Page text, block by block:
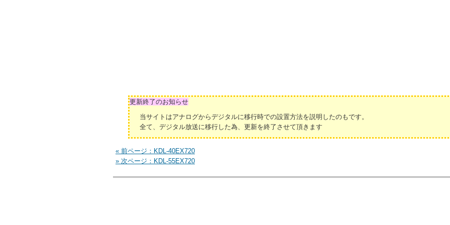
更新終了のお知らせ
当サイトはアナログからデジタルに移行時での設置方法を説明したのもです。
全て、デジタル放送に移行した為、更新を終了させて頂きます
« 前ページ：KDL-40EX720
» 次ページ：KDL-55EX720